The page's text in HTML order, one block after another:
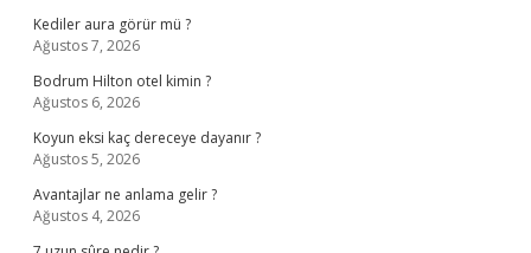
Kediler aura görür mü ?
Ağustos 7, 2026
Bodrum Hilton otel kimin ?
Ağustos 6, 2026
Koyun eksi kaç dereceye dayanır ?
Ağustos 5, 2026
Avantajlar ne anlama gelir ?
Ağustos 4, 2026